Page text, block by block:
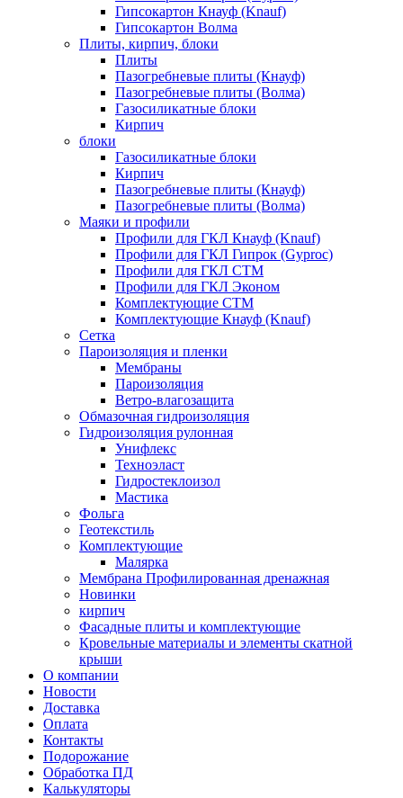
Гипсокартон Кнауф (Knauf)
Гипсокартон Волма
Плиты, кирпич, блоки
Плиты
Пазогребневые плиты (Кнауф)
Пазогребневые плиты (Волма)
Газосиликатные блоки
Кирпич
блоки
Газосиликатные блоки
Кирпич
Пазогребневые плиты (Кнауф)
Пазогребневые плиты (Волма)
Маяки и профили
Профили для ГКЛ Кнауф (Knauf)
Профили для ГКЛ Гипрок (Gyproc)
Профили для ГКЛ СТМ
Профили для ГКЛ Эконом
Комплектующие СТМ
Комплектующие Кнауф (Knauf)
Сетка
Пароизоляция и пленки
Мембраны
Пароизоляция
Ветро-влагозащита
Обмазочная гидроизоляция
Гидроизоляция рулонная
Унифлекс
Техноэласт
Гидростеклоизол
Мастика
Фольга
Геотекстиль
Комплектующие
Малярка
Мембрана Профилированная дренажная
Новинки
кирпич
Фасадные плиты и комплектующие
Кровельные материалы и элементы скатной
крыши
О компании
Новости
Доставка
Оплата
Контакты
Подорожание
Обработка ПД
Калькуляторы